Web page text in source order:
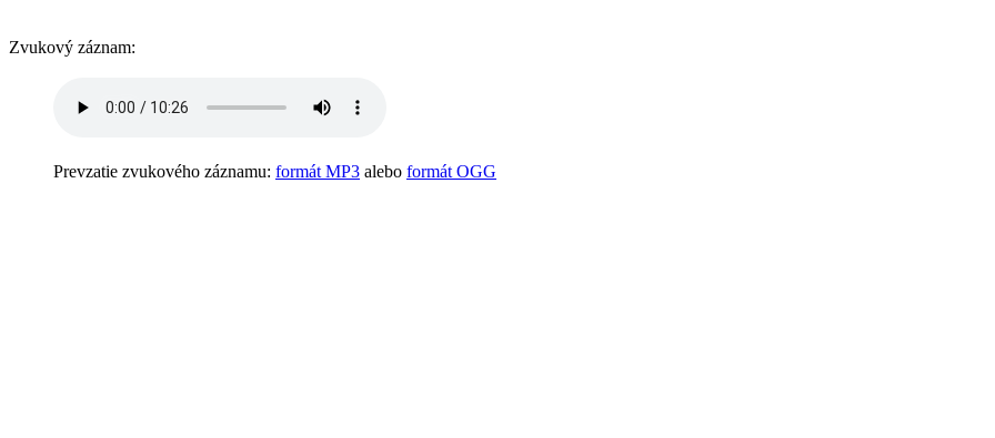
Zvukový záznam:
Prevzatie zvukového záznamu: formát MP3 alebo formát OGG